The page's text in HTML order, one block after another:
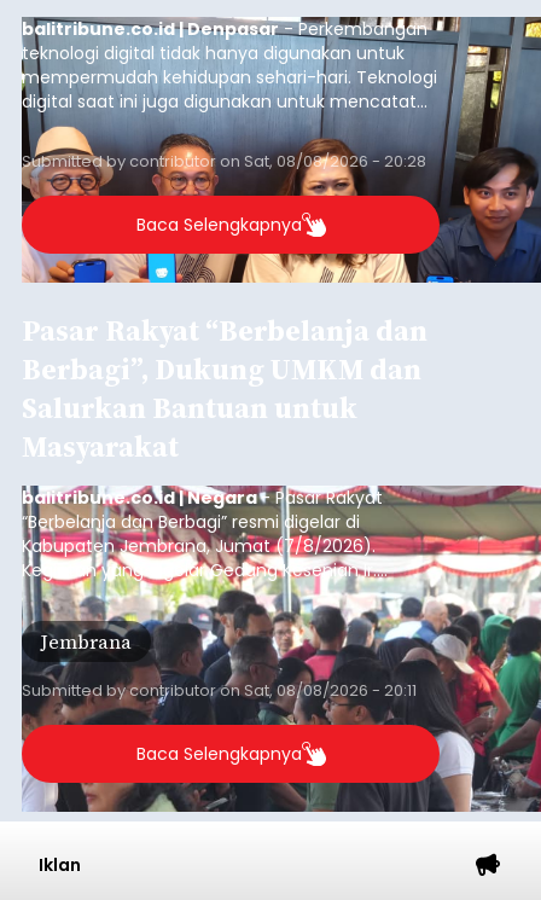
balitribune.co.id | Denpasar- Perkembangan
teknologi digital tidak hanya digunakan untuk
mempermudah kehidupan sehari-hari. Teknologi
digital saat ini juga digunakan untuk mencatat
dan mengelola data base alumni dari suatu
sekolah, salah satunya adalah alumni SMA 1
Denpasar.
Submitted bycontributoronSat, 08/08/2026 - 20:28
Baca Selengkapnya
Pasar Rakyat “Berbelanja dan
Berbagi”, Dukung UMKM dan
Salurkan Bantuan untuk
Masyarakat
balitribune.co.id | Negara- Pasar Rakyat
“Berbelanja dan Berbagi” resmi digelar di
Kabupaten Jembrana, Jumat (7/8/2026).
Kegiatan yang digelar Gedung Kesenian Ir.
Soekarno ini memadukan pemberdayaan
ekonomi masyarakat dengan aksi sosial tersebut
mendapat antusiasme tinggi dan mencatat nilai
transaksi mencapai Rp672.733.200.
Jembrana
Submitted bycontributoronSat, 08/08/2026 - 20:11
Baca Selengkapnya
Iklan